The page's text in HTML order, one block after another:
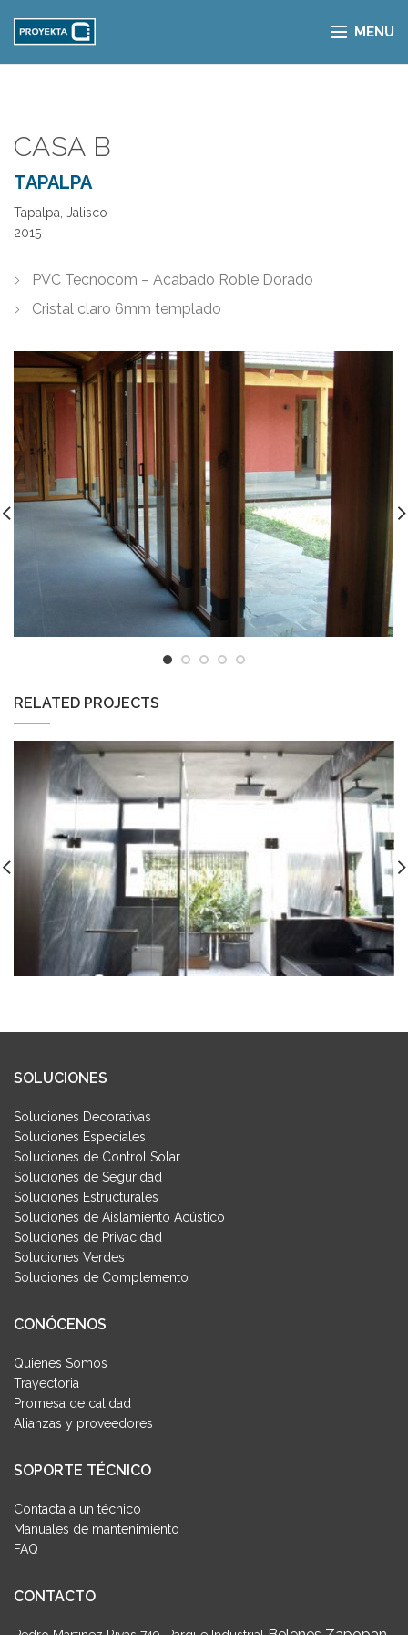
MENU
CASA B
TAPALPA
Tapalpa, Jalisco
2015
PVC Tecnocom – Acabado Roble Dorado
Cristal claro 6mm templado
RELATED PROJECTS
SOLUCIONES
Soluciones Decorativas
Soluciones Especiales
Soluciones de Control Solar
Soluciones de Seguridad
Soluciones Estructurales
Soluciones de Aislamiento Acústico
Soluciones de Privacidad
Soluciones Verdes
Soluciones de Complemento
CONÓCENOS
Quienes Somos
Trayectoria
Promesa de calidad
Alianzas y proveedores
SOPORTE TÉCNICO
Contacta a un técnico
Manuales de mantenimiento
FAQ
CONTACTO